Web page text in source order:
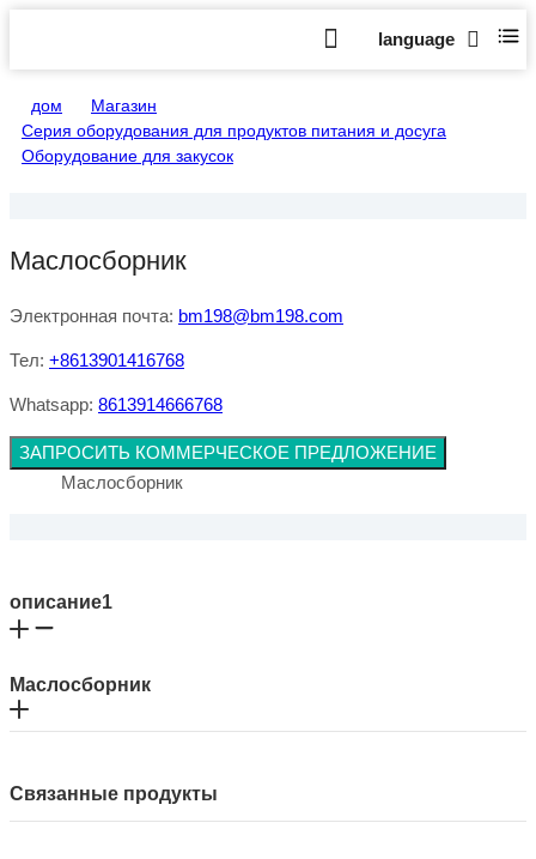
language
дом Магазин
Серия оборудования для продуктов питания и досуга
Оборудование для закусок
Маслосборник
Электронная почта: bm198@bm198.com
Тел: +8613901416768
Whatsapp: 8613914666768
ЗАПРОСИТЬ КОММЕРЧЕСКОЕ ПРЕДЛОЖЕНИЕ
Маслосборник
описание1
Маслосборник
Связанные продукты